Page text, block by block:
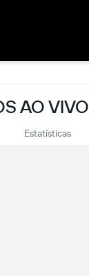
AO VIVO
Estatísticas